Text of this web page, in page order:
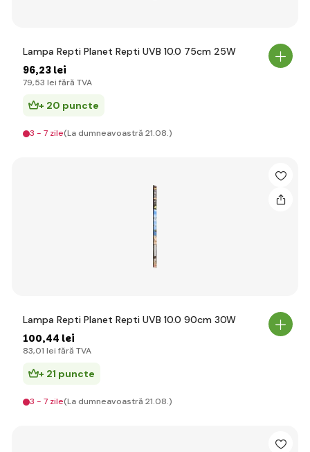
Lampa Repti Planet Repti UVB 10.0 75cm 25W
96,23 lei
79,53 lei fără TVA
+ 20 puncte
3 - 7 zile(La dumneavoastră 21.08.)
Lampa Repti Planet Repti UVB 10.0 90cm 30W
100,44 lei
83,01 lei fără TVA
+ 21 puncte
3 - 7 zile(La dumneavoastră 21.08.)